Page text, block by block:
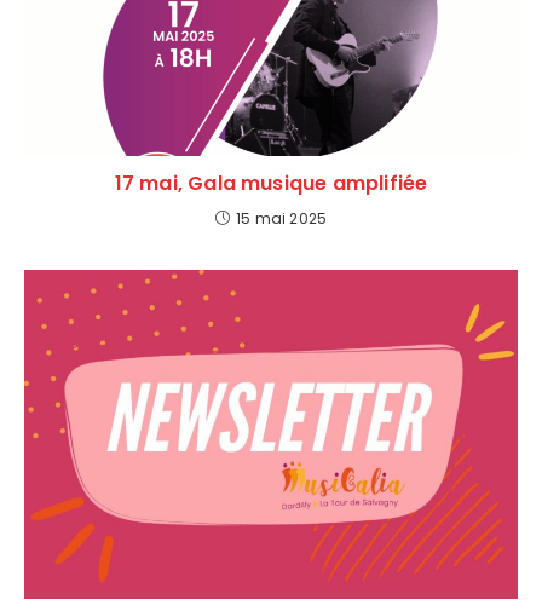
17 mai, Gala musique amplifiée
15 mai 2025